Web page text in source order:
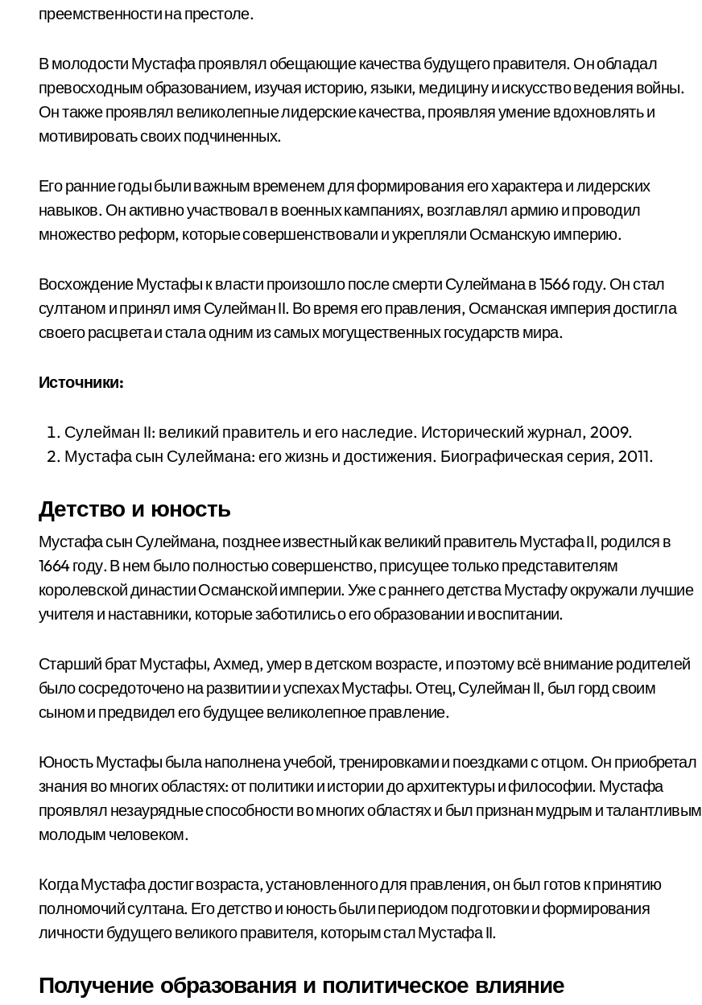
преемственности на престоле.
В молодости Мустафа проявлял обещающие качества будущего правителя. Он обладал
превосходным образованием, изучая историю, языки, медицину и искусство ведения войны.
Он также проявлял великолепные лидерские качества, проявляя умение вдохновлять и
мотивировать своих подчиненных.
Его ранние годы были важным временем для формирования его характера и лидерских
навыков. Он активно участвовал в военных кампаниях, возглавлял армию и проводил
множество реформ, которые совершенствовали и укрепляли Османскую империю.
Восхождение Мустафы к власти произошло после смерти Сулеймана в 1566 году. Он стал
султаном и принял имя Сулейман II. Во время его правления, Османская империя достигла
своего расцвета и стала одним из самых могущественных государств мира.
Источники:
Сулейман II: великий правитель и его наследие. Исторический журнал, 2009.
Мустафа сын Сулеймана: его жизнь и достижения. Биографическая серия, 2011.
Детство и юность
Мустафа сын Сулеймана, позднее известный как великий правитель Мустафа II, родился в
1664 году. В нем было полностью совершенство, присущее только представителям
королевской династии Османской империи. Уже с раннего детства Мустафу окружали лучшие
учителя и наставники, которые заботились о его образовании и воспитании.
Старший брат Мустафы, Ахмед, умер в детском возрасте, и поэтому всё внимание родителей
было сосредоточено на развитии и успехах Мустафы. Отец, Сулейман II, был горд своим
сыном и предвидел его будущее великолепное правление.
Юность Мустафы была наполнена учебой, тренировками и поездками с отцом. Он приобретал
знания во многих областях: от политики и истории до архитектуры и философии. Мустафа
проявлял незаурядные способности во многих областях и был признан мудрым и талантливым
молодым человеком.
Когда Мустафа достиг возраста, установленного для правления, он был готов к принятию
полномочий султана. Его детство и юность были периодом подготовки и формирования
личности будущего великого правителя, которым стал Мустафа II.
Получение образования и политическое влияние